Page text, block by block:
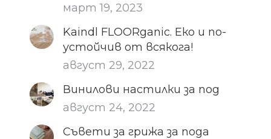
март 19, 2023
Kaindl FLOORganic. Еко и по-
устойчив от всякога!
август 29, 2022
Винилови настилки за под
август 24, 2022
Съвети за грижа за пода